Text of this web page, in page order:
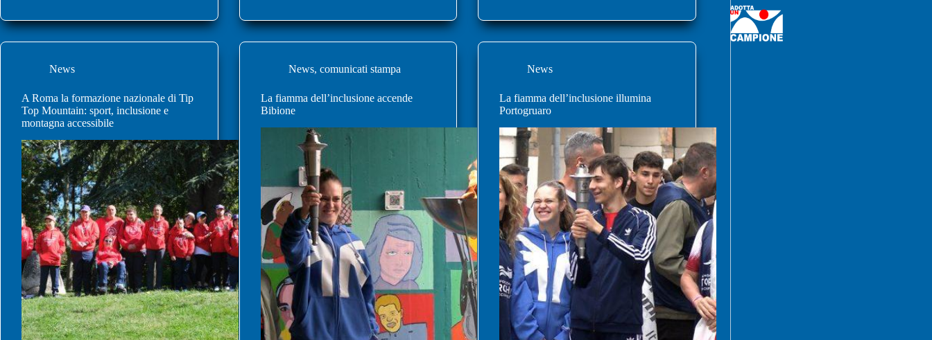
News
A Roma la formazione nazionale di Tip
Top Mountain: sport, inclusione e
montagna accessibile
News, comunicati stampa
La fiamma dell’inclusione accende
Bibione
News
La fiamma dell’inclusione illumina
Portogruaro